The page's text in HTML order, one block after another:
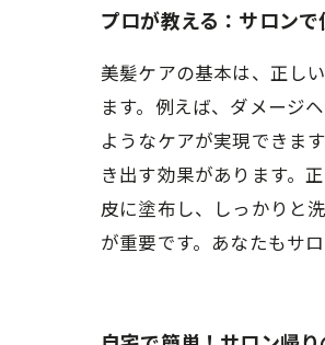
プロが教える：サロン
美髪ケアの基本は、正し
ます。例えば、ダメージ
ようなケアが実現できま
き出す効果があります。
皮に塗布し、しっかりと
が重要です。あなたもサ